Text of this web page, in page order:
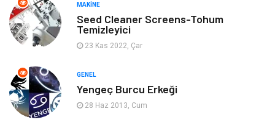
Gençlik & Eğlence
Mobilya
Evlilik Rehberi
Astroloji Keyfinizi Kaçırmayın
MAKINE
Seed Cleaner Screens-Tohum
Temizleyici
23 Kas 2022, Çar
GENEL
Yengeç Burcu Erkeği
28 Haz 2013, Cum